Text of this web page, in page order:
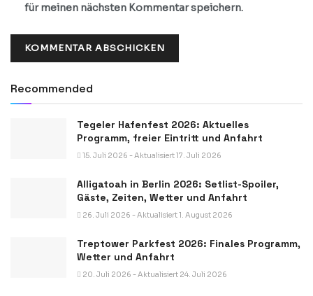
für meinen nächsten Kommentar speichern.
Recommended
Tegeler Hafenfest 2026: Aktuelles
Programm, freier Eintritt und Anfahrt
15. Juli 2026 - Aktualisiert 17. Juli 2026
Alligatoah in Berlin 2026: Setlist-Spoiler,
Gäste, Zeiten, Wetter und Anfahrt
26. Juli 2026 - Aktualisiert 1. August 2026
Treptower Parkfest 2026: Finales Programm,
Wetter und Anfahrt
20. Juli 2026 - Aktualisiert 24. Juli 2026